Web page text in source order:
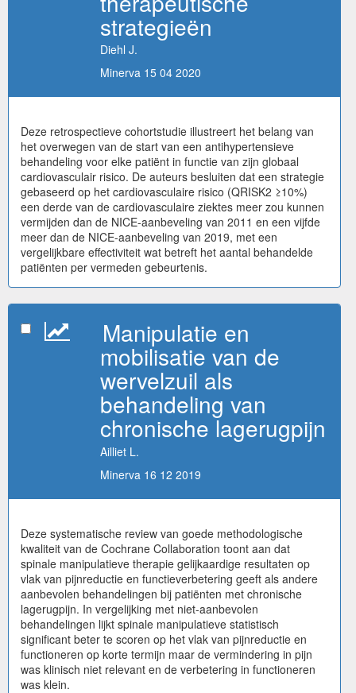
strategieën
Diehl J.
Minerva 15 04 2020
Deze retrospectieve cohortstudie illustreert het belang van
het overwegen van de start van een antihypertensieve
behandeling voor elke patiënt in functie van zijn globaal
cardiovasculair risico. De auteurs besluiten dat een strategie
gebaseerd op het cardiovasculaire risico (QRISK2 ≥10%)
een derde van de cardiovasculaire ziektes meer zou kunnen
vermijden dan de NICE-aanbeveling van 2011 en een vijfde
meer dan de NICE-aanbeveling van 2019, met een
vergelijkbare effectiviteit wat betreft het aantal behandelde
patiënten per vermeden gebeurtenis.
Manipulatie en
mobilisatie van de
wervelzuil als
behandeling van
chronische lagerugpijn
Ailliet L.
Minerva 16 12 2019
Deze systematische review van goede methodologische
kwaliteit van de Cochrane Collaboration toont aan dat
spinale manipulatieve therapie gelijkaardige resultaten op
vlak van pijnreductie en functieverbetering geeft als andere
aanbevolen behandelingen bij patiënten met chronische
lagerugpijn. In vergelijking met niet-aanbevolen
behandelingen lijkt spinale manipulatieve statistisch
significant beter te scoren op het vlak van pijnreductie en
functioneren op korte termijn maar de vermindering in pijn
was klinisch niet relevant en de verbetering in functioneren
was klein.